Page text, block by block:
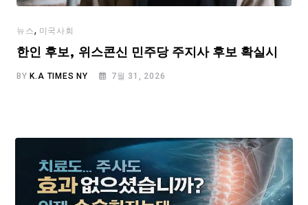
뉴스, 미국사회
한인 후보, 위스콘신 민주당 주지사 후보 확실시
BY K.A TIMES NY 7월 31, 2026